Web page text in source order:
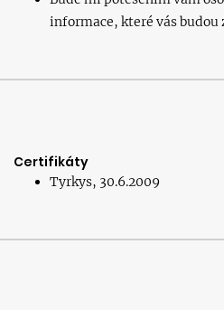
informace, které vás budou
Certifikáty
Tyrkys, 30.6.2009